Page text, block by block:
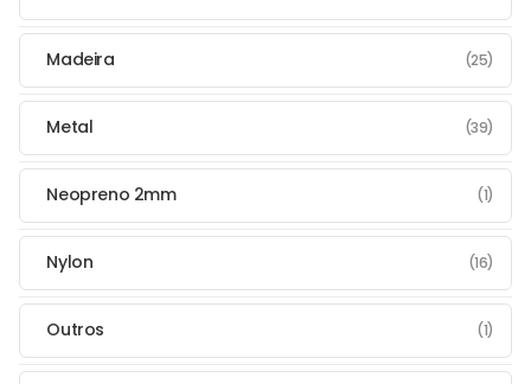
Madeira (25)
Metal (39)
Neopreno 2mm (1)
Nylon (16)
Outros (1)